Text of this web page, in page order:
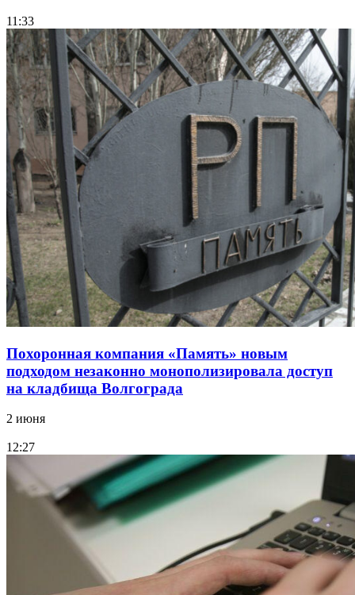
11:33
Похоронная компания «Память» новым
подходом незаконно монополизировала доступ
на кладбища Волгограда
2 июня
12:27